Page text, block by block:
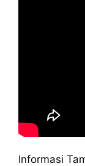
Informasi